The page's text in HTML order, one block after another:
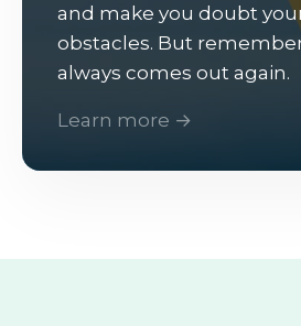
and make you doubt
obstacles. But
always comes out again.
Learn more →